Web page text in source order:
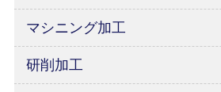
マシニング加工
研削加工